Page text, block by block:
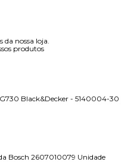
nossa loja.
produtos
Black&Decker - 5140004-30
Bosch 2607010079 Unidade